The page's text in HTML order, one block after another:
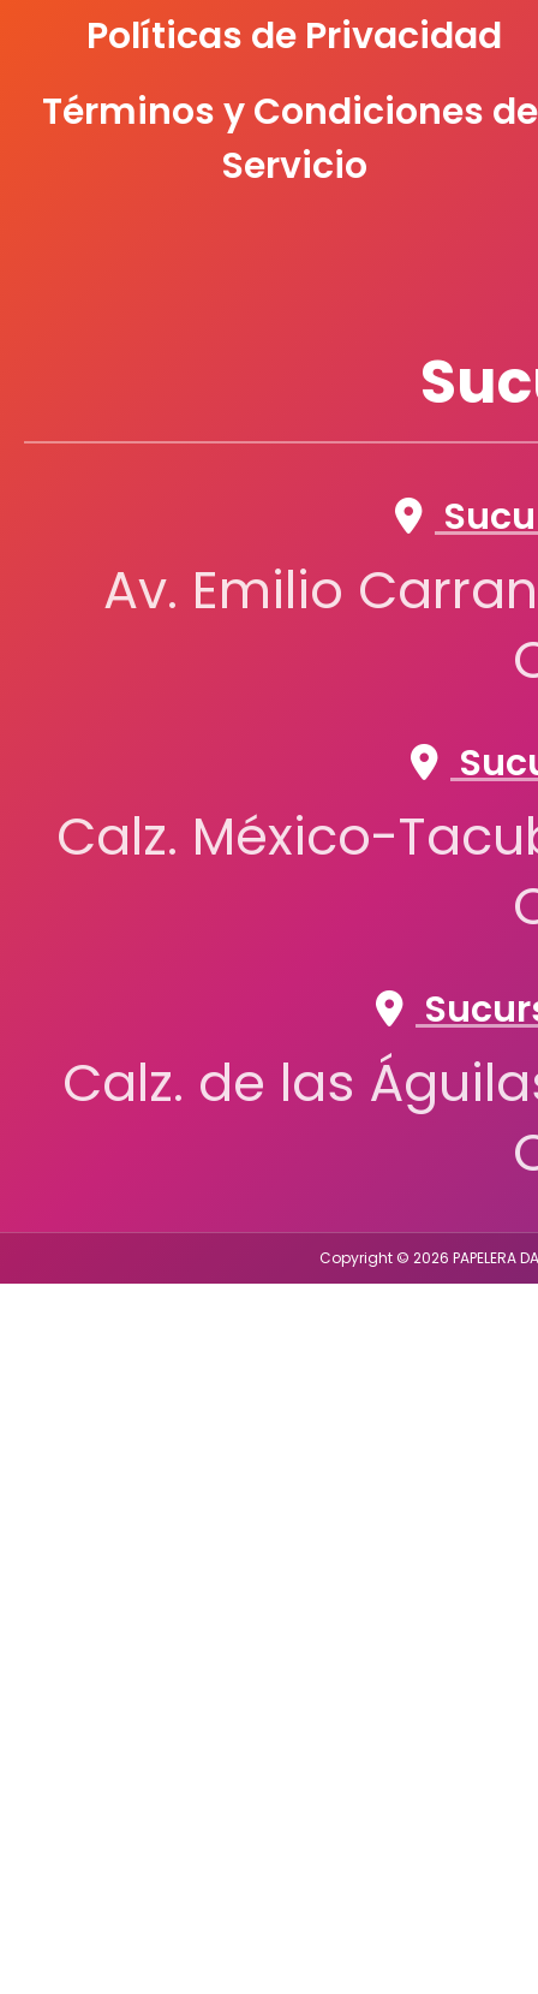
Políticas de Privacidad
Términos y Condiciones
Servicio
Av. Emilio
Calz. México-
Calz. de las
Copyright © 2026 PAPELERA